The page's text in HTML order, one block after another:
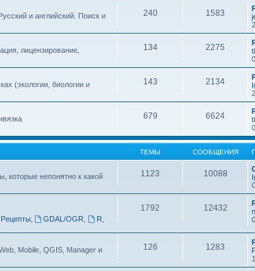
и английский. Поиск и
240 1583
лицензирование,
134 2275
(экологии, биологии и
143 2134
679 6624
ТЕМЫ СООБЩЕНИЯ
которые непонятно к какой
1123 10088
Рецепты, GDAL/OGR R
1792 12432
Mobile, QGIS, Manager и
126 1283